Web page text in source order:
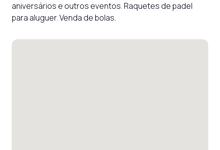
aniversários e outros eventos. Raquetes de padel
para aluguer. Venda de bolas.